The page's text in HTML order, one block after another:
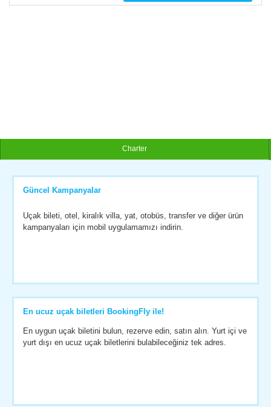
Charter
Güncel Kampanyalar
Uçak bileti, otel, kiralık villa, yat, otobüs, transfer ve diğer ürün
kampanyaları için mobil uygulamamızı indirin.
En ucuz uçak biletleri BookingFly ile!
En uygun uçak biletini bulun, rezerve edin, satın alın. Yurt içi ve
yurt dışı en ucuz uçak biletlerini bulabileceğiniz tek adres.